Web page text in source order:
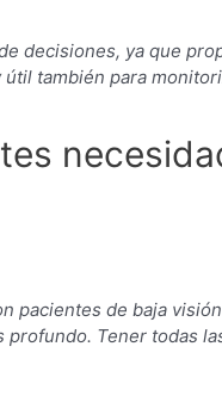
decisiones, ya que
también para
pacientes de baja
Tener todas